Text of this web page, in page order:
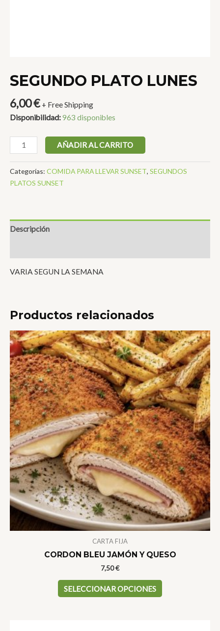
SEGUNDO PLATO LUNES
6,00€ + Free Shipping
Disponibilidad:963 disponibles
SEGUNDO
PLATO
cantidad
AÑADIR AL CARRITO
Categorías: COMIDA PARA LLEVAR SUNSET, SEGUNDOS
PLATOS SUNSET
Descripción
VARIA SEGUN LA SEMANA
Productos relacionados
CARTA FIJA
CORDON BLEU JAMÓN Y QUESO
7,50€
SELECCIONAR OPCIONES
Este
producto